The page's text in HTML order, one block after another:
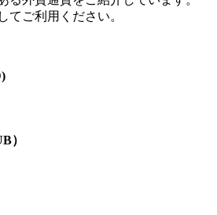
てご利用ください。
）